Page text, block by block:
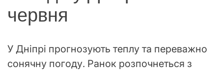
червня
У Дніпрі прогнозують теплу та переважно
сонячну погоду. Ранок розпочнеться з